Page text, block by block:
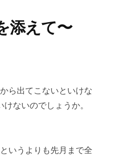
添えて〜
ら出てこないといけな
ないのでしょうか。
いうよりも先月まで全